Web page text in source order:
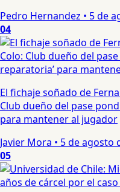
Pedro Hernandez • 5 de
04
El fichaje soñado de
Club dueño del pase
para mantener al jugador
Javier Mora • 5 de agosto
05